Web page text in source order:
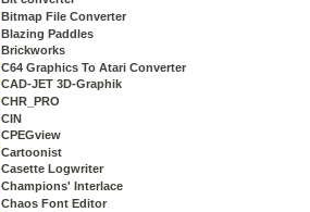
Bitmap File Converter
Blazing Paddles
Brickworks
C64 Graphics To Atari Converter
CAD-JET 3D-Graphik
CHR_PRO
CIN
CPEGview
Cartoonist
Casette Logwriter
Champions' Interlace
Chaos Font Editor